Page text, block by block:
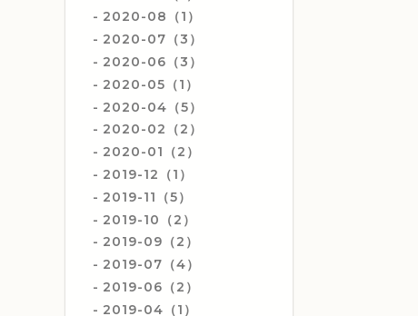
2020-08（1）
2020-07（3）
2020-06（3）
2020-05（1）
2020-04（5）
2020-02（2）
2020-01（2）
2019-12（1）
2019-11（5）
2019-10（2）
2019-09（2）
2019-07（4）
2019-06（2）
2019-04（1）